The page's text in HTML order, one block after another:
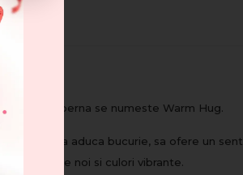
si perna se numeste Warm Hug.
si sa aduca bucurie, sa ofere un
in modele noi si culori vibrante.